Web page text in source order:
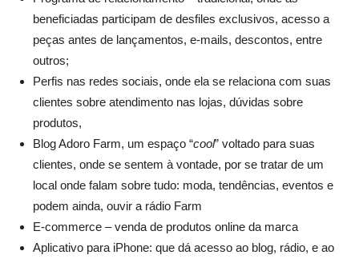
beneficiadas participam de desfiles exclusivos, acesso a
peças antes de lançamentos, e-mails, descontos, entre
outros;
Perfis nas redes sociais, onde ela se relaciona com suas
clientes sobre atendimento nas lojas, dúvidas sobre
produtos,
Blog Adoro Farm, um espaço “cool” voltado para suas
clientes, onde se sentem à vontade, por se tratar de um
local onde falam sobre tudo: moda, tendências, eventos e
podem ainda, ouvir a rádio Farm
E-commerce – venda de produtos online da marca
Aplicativo para iPhone: que dá acesso ao blog, rádio, e ao